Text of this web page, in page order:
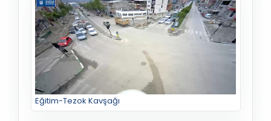
Eğitim-Tezok Kavşağı